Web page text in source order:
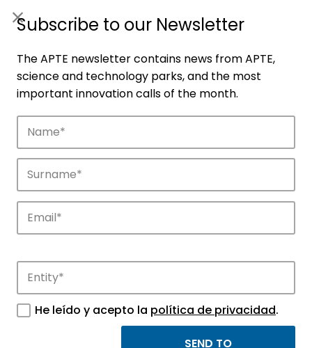
Companies
Discover the companies that drive
DAR MIL PUNTADAS SL
Subscribe to our Newsletter
The APTE newsletter contains news from APTE,
science and technology parks, and the most
important innovation calls of the month.
He leído y acepto la política de privacidad.